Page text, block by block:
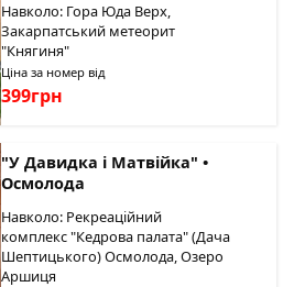
Навколо: Гора Юда Верх,
Закарпатський метеорит
"Княгиня"
Ціна за номер від
399грн
"У Давидка і Матвійка" •
Осмолода
Навколо: Рекреаційний
комплекс "Кедрова палата" (Дача
Шептицького) Осмолода, Озеро
Аршиця